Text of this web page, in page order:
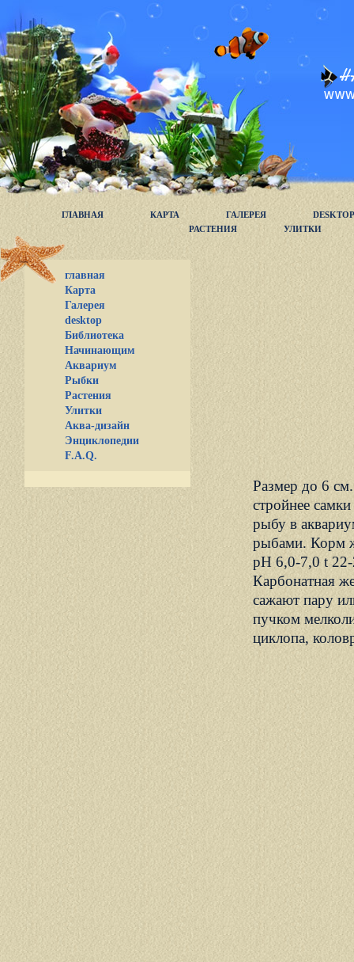
ГЛАВНАЯ КАРТА ГАЛЕРЕЯ
DESKTOP
РАСТЕНИЯ
УЛИТКИ
главная
Карта
Галерея
desktop
Библиотека
Начинающим
Аквариум
Рыбки
Растения
Улитки
Аква-дизайн
Энциклопедии
F.A.Q.
Размер до 6
стройнее
рыбу в
рыбами. Корм
pH 6,0-7,0 t
Карбонатная
сажают пару
пучком
циклопа,